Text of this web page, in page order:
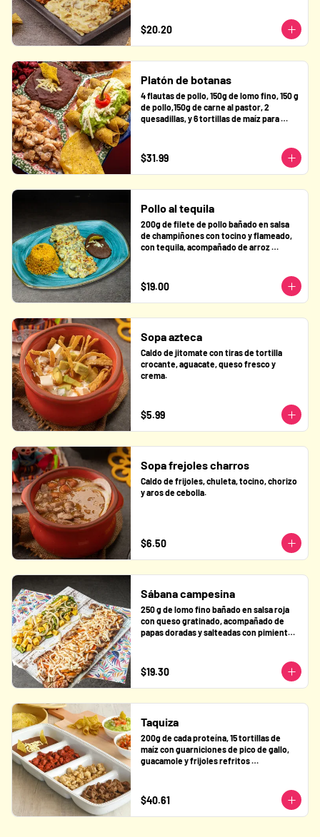
$20.20
Platón de botanas
4 flautas de pollo, 150g de lomo fino, 150 g
de pollo,150g de carne al pastor, 2
quesadillas, y 6 tortillas de maíz para
$31.99
Pollo al tequila
200g de filete de pollo bañado en salsa
de champiñones con tocino y flameado,
con tequila, acompañado de arroz
$19.00
Sopa azteca
Caldo de jitomate con tiras de tortilla
crocante, aguacate, queso fresco y
crema.
$5.99
Sopa frejoles charros
Caldo de frijoles, chuleta, tocino, chorizo
y aros de cebolla.
$6.50
Sábana campesina
250 g de lomo fino bañado en salsa roja
con queso gratinado, acompañado de
papas doradas y salteadas con pimientos
$19.30
Taquiza
200g de cada proteína, 15 tortillas de
maíz con guarniciones de pico de gallo,
guacamole y frijoles refritos
$40.61